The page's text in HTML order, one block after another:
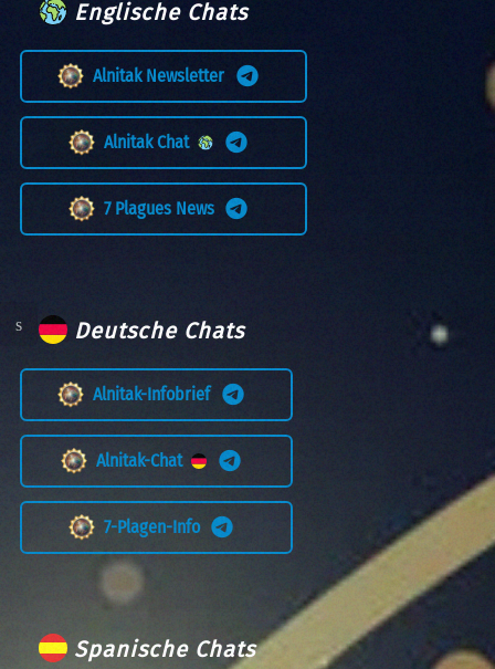
Englische Chats
Alnitak Newsletter
Alnitak Chat
7 Plagues News
Deutsche Chats
Alnitak-Infobrief
Alnitak-Chat
7-Plagen-Info
Spanische Chats